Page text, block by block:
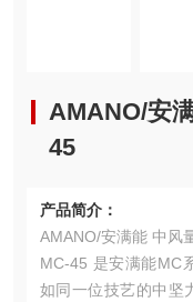
AMANO/安
45
产品简介：
AMANO/安满能 中风
MC-45 是安满能MC
如同一位技艺的中坚